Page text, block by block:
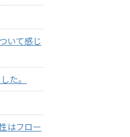
いて感じ
た。
はフロー